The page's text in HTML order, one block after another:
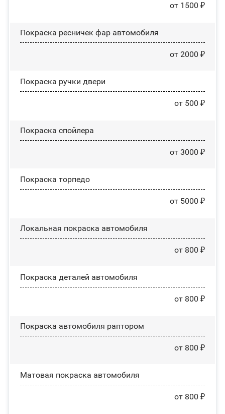
от 1500 ₽
Покраска ресничек фар автомобиля
от 2000 ₽
Покраска ручки двери
от 500 ₽
Покраска спойлера
от 3000 ₽
Покраска торпедо
от 5000 ₽
Локальная покраска автомобиля
от 800 ₽
Покраска деталей автомобиля
от 800 ₽
Покраска автомобиля раптором
от 800 ₽
Матовая покраска автомобиля
от 800 ₽